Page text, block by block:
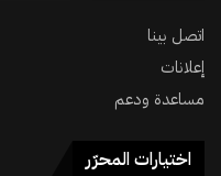
اتصل بينا
إعلانات
مساعدة ودعم
اختيارات المحرّر